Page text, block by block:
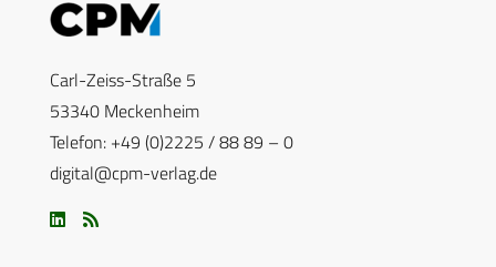
Carl-Zeiss-Straße 5
53340 Meckenheim
Telefon: +49 (0)2225 / 88 89 – 0
digital@cpm-verlag.de